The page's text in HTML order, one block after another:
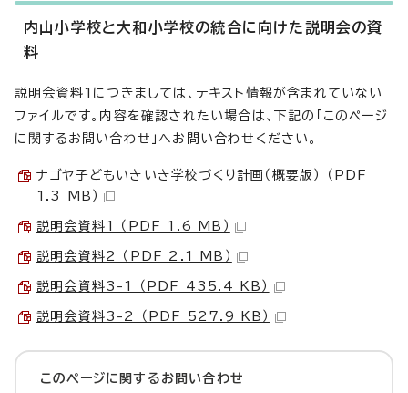
内山小学校と大和小学校の統合に向けた説明会の資
料
説明会資料1につきましては、テキスト情報が含まれていない
ファイルです。内容を確認されたい場合は、下記の「このページ
に関するお問い合わせ」へお問い合わせください。
ナゴヤ子どもいきいき学校づくり計画（概要版） （PDF
1.3 MB）
説明会資料1 （PDF 1.6 MB）
説明会資料2 （PDF 2.1 MB）
説明会資料3-1 （PDF 435.4 KB）
説明会資料3-2 （PDF 527.9 KB）
このページに関する お問い合わせ